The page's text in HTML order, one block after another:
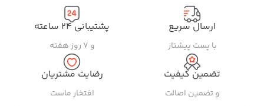
ارسال سریع
با پست پیشتاز
پشتیبانی ۲۴ ساعته
و ۷ روز هفته
تضمین کیفیت
و تضمین اصالت
رضایت مشتریان
افتخار ماست